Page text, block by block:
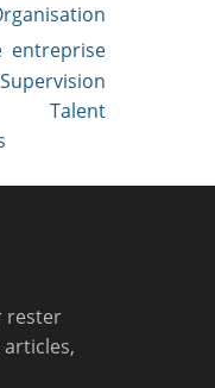
entreprise
Supervision
Talent
rester